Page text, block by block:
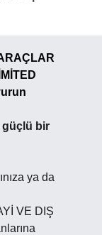
güçlü bir
ya da
VE DIŞ